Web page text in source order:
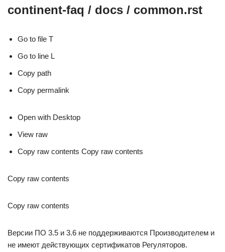
continent-faq / docs / common.rst
Go to file T
Go to line L
Copy path
Copy permalink
Open with Desktop
View raw
Copy raw contents Copy raw contents
Copy raw contents
Copy raw contents
Версии ПО 3.5 и 3.6 не поддерживаются Производителем и
не имеют действующих сертификатов Регуляторов.